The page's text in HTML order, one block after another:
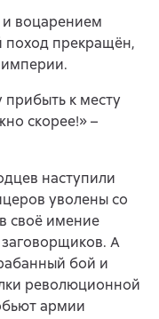
воцарением
поход прекращён,
прибыть к месту
скорее!» –
наступили
уволены со
своё имение
А
бой и
революционной
армии